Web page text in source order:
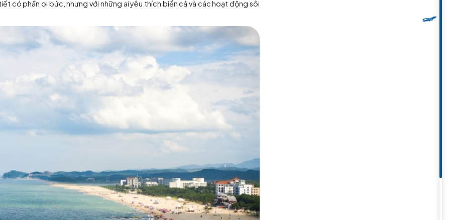
xuân tại Hàn Quốc là mùa của hoa anh đào nở rộ
độ có thể lên đến 38-40°C, nhưng lại là thời gian tuyệt vời để tận hưởng những bãi biển
nước. Những điểm đến nổi bật mà khách du lịch thường ghé thăm hàng năm là bãi biển
mùa hè như lễ hội Cát Haeundae, lễ hội Tắm Bùn Boryeong cùng nhiều trò chơi độc
có thời tiết có phần oi bức, nhưng với những ai yêu thích biển cả và các hoạt động sôi